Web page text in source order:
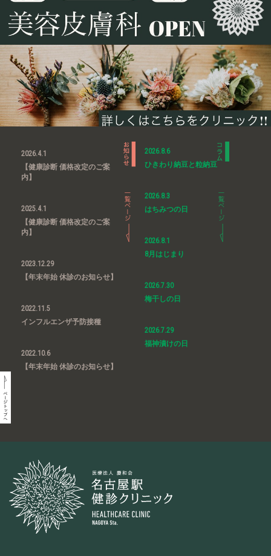
2026.4.1
【健康診断 価格改定のご案
内】
2025.4.1
【健康診断 価格改定のご案
内】
2023.12.29
【年末年始 休診のお知らせ】
2022.11.5
インフルエンザ予防接種
2022.10.6
【年末年始 休診のお知らせ】
2026.8.6
ひきわり納豆と粒納豆
2026.8.3
はちみつの日
2026.8.1
8月はじまり
2026.7.30
梅干しの日
2026.7.29
福神漬けの日